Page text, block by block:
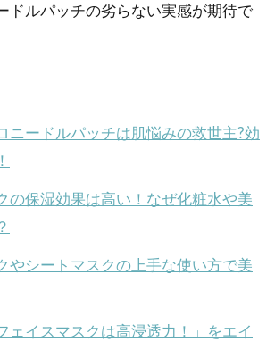
ドルパッチの劣らない実感が期待で
ニードルパッチは肌悩みの救世主?効
の保湿効果は高い！なぜ化粧水や美
やシートマスクの上手な使い方で美
ェイスマスクは高浸透力！」をエイ